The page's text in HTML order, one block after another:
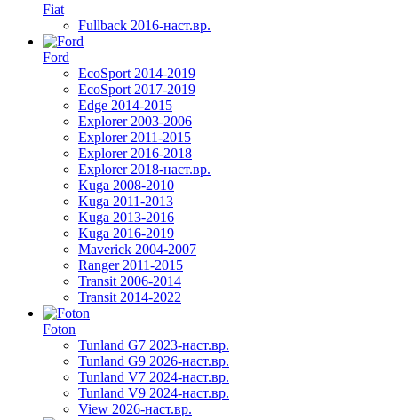
Fiat
Fullback 2016-наст.вр.
Ford
EcoSport 2014-2019
EcoSport 2017-2019
Edge 2014-2015
Explorer 2003-2006
Explorer 2011-2015
Explorer 2016-2018
Explorer 2018-наст.вр.
Kuga 2008-2010
Kuga 2011-2013
Kuga 2013-2016
Kuga 2016-2019
Maverick 2004-2007
Ranger 2011-2015
Transit 2006-2014
Transit 2014-2022
Foton
Tunland G7 2023-наст.вр.
Tunland G9 2026-наст.вр.
Tunland V7 2024-наст.вр.
Tunland V9 2024-наст.вр.
View 2026-наст.вр.